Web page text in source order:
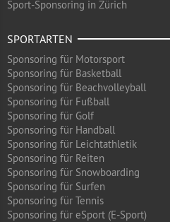
Sport-Sponsoring in Zürich
SPORTARTEN
Sponsoring für Motorsport
Sponsoring für Basketball
Sponsoring für Beachvolleyball
Sponsoring für Fußball
Sponsoring für Golf
Sponsoring für Handball
Sponsoring für Leichtathletik
Sponsoring für Reiten
Sponsoring für Snowboarding
Sponsoring für Surfen
Sponsoring für Tennis
Sponsoring für eSport (E-Sport)